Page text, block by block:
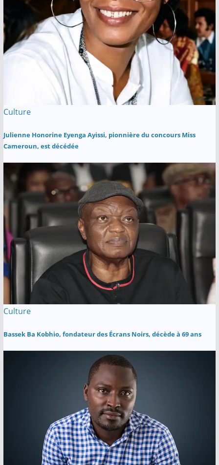
Culture
Julienne Honorine Eyenga Ayissi, pionnière du concours Miss
Cameroun, est décédée
Culture
Bassek Ba Kobhio, fondateur des Écrans Noirs, décède à 69 ans